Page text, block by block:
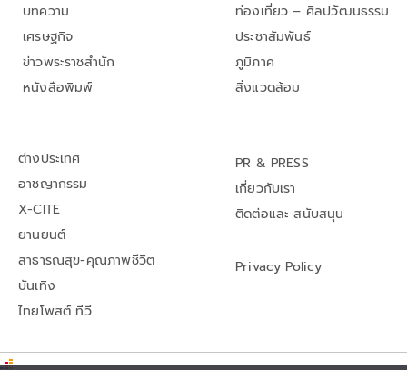
บทความ
เศรษฐกิจ
ข่าวพระราชสำนัก
หนังสือพิมพ์
ท่องเที่ยว – ศิลปวัฒนธรรม
ประชาสัมพันธ์
ภูมิภาค
สิ่งแวดล้อม
ต่างประเทศ
อาชญากรรม
X-CITE
ยานยนต์
สาธารณสุข-คุณภาพชีวิต
บันเทิง
ไทยโพสต์ ทีวี
PR & PRESS
เกี่ยวกับเรา
ติดต่อและ สนับสนุน
Privacy Policy